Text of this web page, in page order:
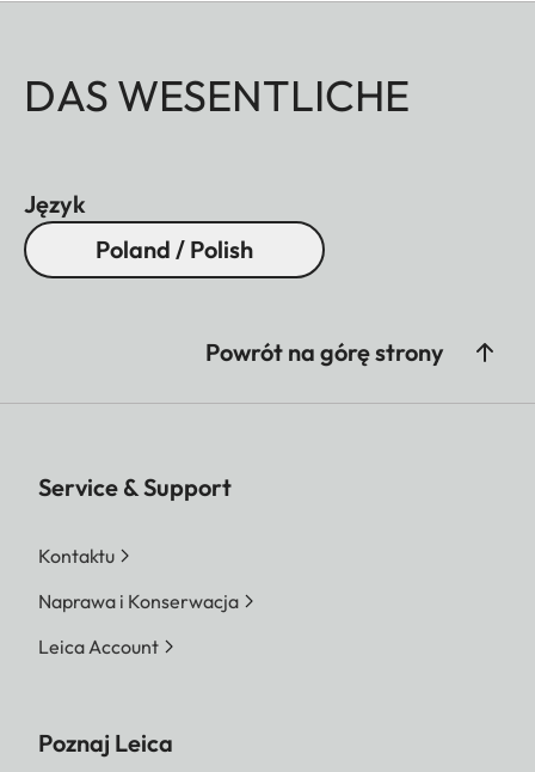
DAS WESENTLICHE
Język
Poland / Polish
Powrót na górę strony
Service & Support
Kontaktu
Naprawa i Konserwacja
Leica Account
Poznaj Leica